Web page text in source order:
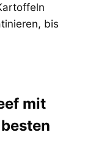
bis
mit